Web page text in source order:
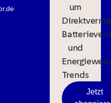
um
und
Trends
Jetzt